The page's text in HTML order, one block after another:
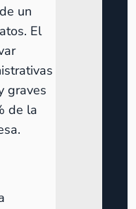
un
El
graves
de la